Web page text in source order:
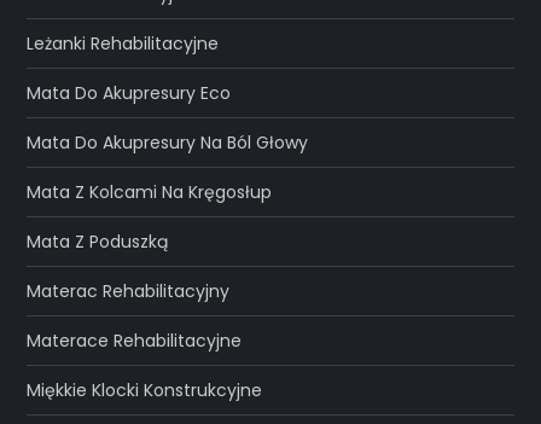
Leżanki Rehabilitacyjne
Mata Do Akupresury Eco
Mata Do Akupresury Na Ból Głowy
Mata Z Kolcami Na Kręgosłup
Mata Z Poduszką
Materac Rehabilitacyjny
Materace Rehabilitacyjne
Miękkie Klocki Konstrukcyjne